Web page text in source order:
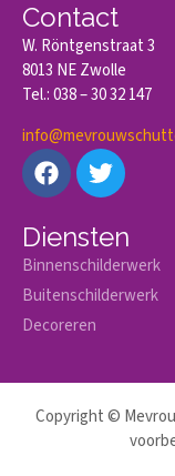
Contact
W. Röntgenstraat 3
8013 NE Zwolle
Tel.: 038 – 30 32 147
Diensten
Binnenschilderwerk
Buitenschilderwerk
Decoreren
Copyright ©